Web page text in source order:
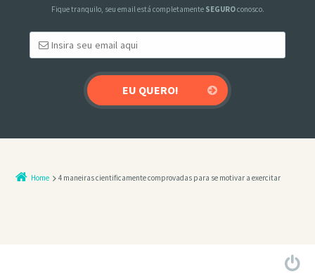
Fique tranquilo, seu email está completamente SEGUROconosco.
Home 4 maneiras cientificamente comprovadas para se motivar a exercitar